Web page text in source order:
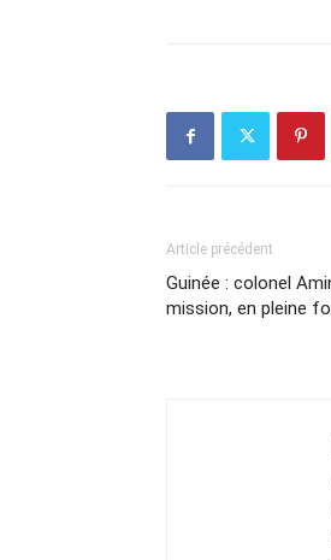
Article précédent
Guinée : colonel
mission, en pleine